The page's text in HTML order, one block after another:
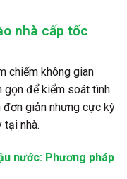
nhà cấp tốc
chiếm không gian
gọn để kiểm soát tình
giản nhưng cực kỳ
tại nhà.
nước: Phương pháp